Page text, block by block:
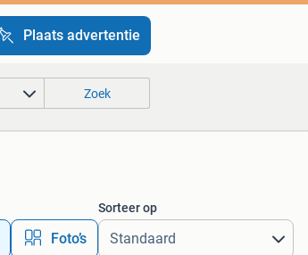
Plaats advertentie
Zoek
Foto’s
Sorteer op